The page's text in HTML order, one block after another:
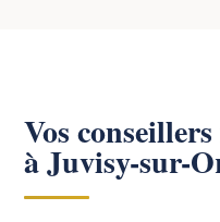
Vos
à Juvisy-sur-